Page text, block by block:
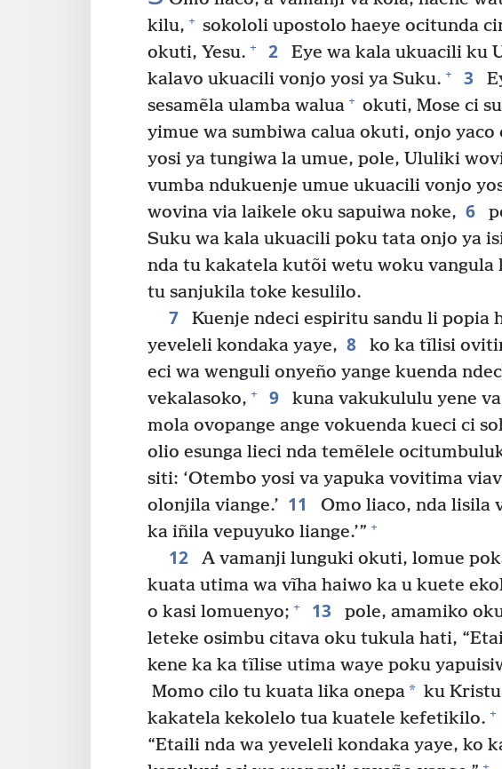
kilu, + sokololi upostolo haeye ocitunda
okuti, Yesu. + 2 Eye wa kala ukuacili ku
kalavo ukuacili vonjo yosi ya Suku. + 3
sesamẽla ulamba walua + okuti, Mose ci
yimue wa sumbiwa calua okuti, onjo yaco
yosi ya tungiwa la umue, pole, Ululiki
vumba ndukuenje umue ukuacili vonjo
wovina via laikele oku sapuiwa noke, 6
Suku wa kala ukuacili poku tata onjo ya
nda tu kakatela kutõi wetu woku vangula
tu sanjukila toke kesulilo.
7 Kuenje ndeci espiritu sandu li popia
yeveleli kondaka yaye, 8
ko ka tĩlisi
eci wa wenguli onyeño yange kuenda
vekalasoko, + 9
kuna vakukululu yene
mola ovopange ange vokuenda kueci ci
olio esunga lieci nda temẽlele
siti: ‘Otembo yosi va yapuka vovitima
olonjila viange.’ 11
Omo liaco, nda lisila
ka iñila vepuyuko liange.’” +
12
A vamanji lunguki okuti, lomue
kuata utima wa vĩha haiwo ka u kuete
o kasi lomuenyo; + 13
pole, amamiko
leteke osimbu citava oku tukula hati,
kene ka ka tĩlise utima waye poku
Momo cilo tu kuata lika onepa* ku
kakatela kekolelo tua kuatele kefetikilo. +
“Etaili nda wa yeveleli kondaka yaye, ko